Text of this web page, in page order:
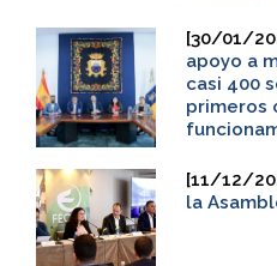
[30/01/
apoyo a
casi 400
primeros
[11/12/
la